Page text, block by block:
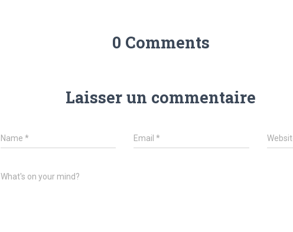
0 Comments
Laisser un commentaire
Name * Email*
What's on your mind?